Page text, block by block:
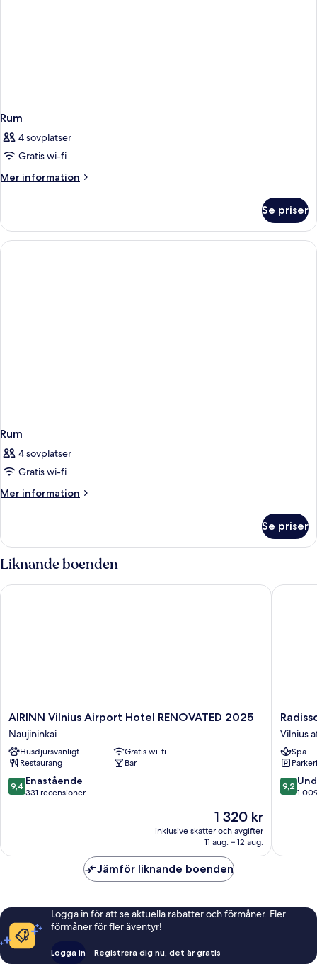
Rum
4 sovplatser
Gratis wi-fi
Mer information
Mer
Se priser
Rum
4 sovplatser
Gratis wi-fi
Mer information
Mer
Se priser
Liknande boenden
AIRINN
Vilnius
Airport
Hotel
RENOVATED
2025
Naujininkai
AIRINN Vilnius Airport Hotel RENOVATED 2025
Naujininkai
Husdjursvänligt
Gratis wi-fi
Restaurang
Bar
9.4
av
9,4 Enastående
331 recensioner
Priset
1 320 kr
1 320 kr
inklusive skatter och avgifter
11 aug. – 12 aug.
AIRINN Vilnius Airport Hotel RENOVATED 2025
Blu
Hotel
Lietuva
Vilnius
Vilnius
Spa
9.2
av
9,2
1
Jämför liknande boenden
Logga in för att se aktuella rabatter och förmåner. Fler
förmåner för fler äventyr!
Logga in Registrera dig nu, det är gratis